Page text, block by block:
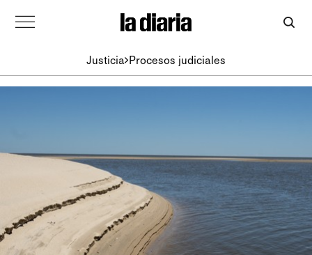
Justicia Procesos judiciales